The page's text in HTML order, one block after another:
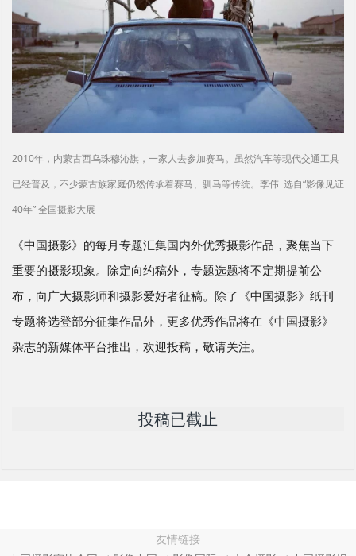
2010年，内蒙古西乌珠穆沁旗，一家人去参加赛马。虽然汽车等现代交通工具
已经普及，不少蒙古族家庭仍然传承着赛马、驯马等传统。李伟 选自“影像见证
40年” 全国摄影大展
《中国摄影》的每月专题汇集国内外优秀摄影作品，聚焦当下
重要的摄影现象。除定向约稿外，专题选题将不定期提前公
布，向广大摄影师和摄影爱好者征稿。除了《中国摄影》纸刊
专题将选登部分征集作品外，更多优秀作品将在《中国摄影》
杂志的新媒体平台推出，欢迎投稿，敬请关注。
投稿已截止
友情链接